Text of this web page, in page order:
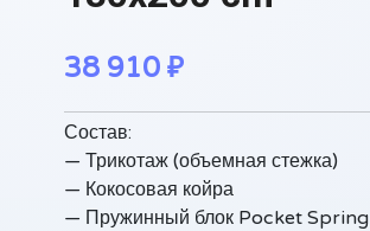
38 910 ₽
Состав:
— Трикотаж (объемная стежка)
— Кокосовая койра
— Пружинный блок Pocket Spring